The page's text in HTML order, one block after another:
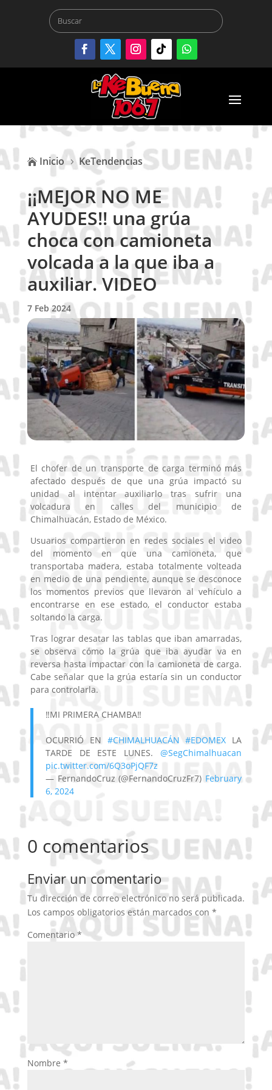
 Inicio 5 KeTendencias
¡¡MEJOR NO ME
AYUDES!! una grúa
choca con camioneta
volcada a la que iba a
auxiliar. VIDEO
7 Feb 2024
El chofer de un transporte de carga terminó más
afectado después de que una grúa impactó su
unidad al intentar auxiliarlo tras sufrir una
volcadura en calles del municipio de
Chimalhuacán, Estado de México.
Usuarios compartieron en redes sociales el video
del momento en que una camioneta, que
transportaba madera, estaba totalmente volteada
en medio de una pendiente, aunque se desconoce
los momentos previos que llevaron al vehículo a
encontrarse en ese estado, el conductor estaba
soltando la carga.
Tras lograr desatar las tablas que iban amarradas,
se observa cómo la grúa que iba ayudar va en
reversa hasta impactar con la camioneta de carga.
Cabe señalar que la grúa estaría sin un conductor
para controlarla.
‼️MI PRIMERA CHAMBA‼️
OCURRIÓ EN #CHIMALHUACÁN #EDOMEX LA
TARDE DE ESTE LUNES.@SegChimalhuacan
pic.twitter.com/6Q3oPjQF7z
— FernandoCruz (@FernandoCruzFr7) February
6, 2024
0 comentarios
Enviar un comentario
Tu dirección de correo electrónico no será publicada.
Los campos obligatorios están marcados con *
Comentario*
Nombre *